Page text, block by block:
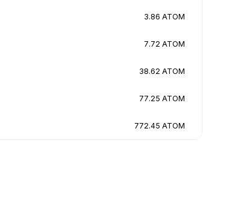
3.86 ATOM
7.72 ATOM
38.62 ATOM
77.25 ATOM
772.45 ATOM